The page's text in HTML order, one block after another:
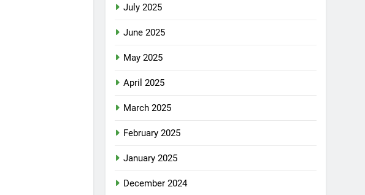
July 2025
June 2025
May 2025
April 2025
March 2025
February 2025
January 2025
December 2024